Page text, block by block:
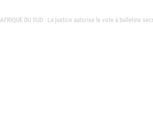
AFRIQUE DU SUD : La justice autorise le vote à bulletins